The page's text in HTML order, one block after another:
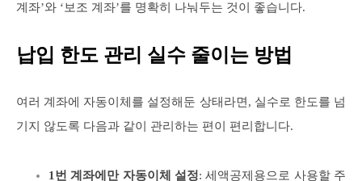
계좌’와 ‘보조 계좌’를 명확히 나눠두는 것이 좋습니다.
납입 한도 관리 실수 줄이는 방법
여러 계좌에 자동이체를 설정해둔 상태라면, 실수로 한도를 넘
기지 않도록 다음과 같이 관리하는 편이 편리합니다.
1번 계좌에만 자동이체 설정: 세액공제용으로 사용할 주